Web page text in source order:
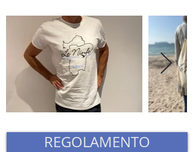
REGOLAMENTO